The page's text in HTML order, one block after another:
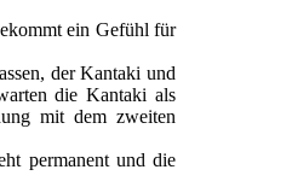
ein Gefühl für
der Kantaki und
die Kantaki als
mit dem zweiten
permanent und die